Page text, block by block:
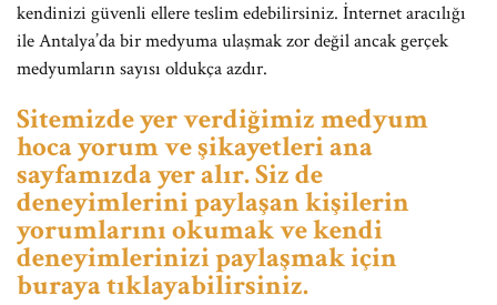
kendinizi güvenli ellere teslim edebilirsiniz. İnternet aracılığı
ile Antalya’da bir medyuma ulaşmak zor değil ancak gerçek
medyumların sayısı oldukça azdır.
Sitemizde yer verdiğimiz medyum
hoca yorum ve şikayetleri ana
sayfamızda yer alır. Siz de
deneyimlerini paylaşan kişilerin
yorumlarını okumak ve kendi
deneyimlerinizi paylaşmak için
buraya tıklayabilirsiniz.